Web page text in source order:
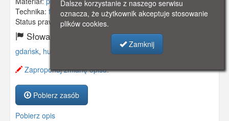
Technika: fotografia czarno-biała
Status prawny:Użycie Niekomercyjne
Słowa kluczowe:
gdańsk, huzarzy pułk
Zaproponuj zmianę opisu.
Pobierz zasób
Pobierz opis
Dalsze korzystanie z naszego serwisu
oznacza, że użytkownik akceptuje stosowanie
plików cookies.
Zamknij